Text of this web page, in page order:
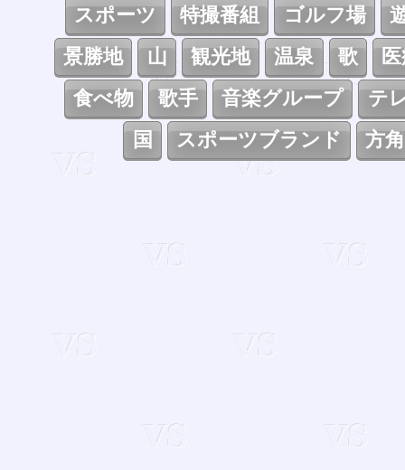
スポーツ
特撮番組 ゴルフ場
景勝地
山 観光地 温泉 歌
食べ物
歌手 音楽グループ
テ
国
スポーツブランド 方角